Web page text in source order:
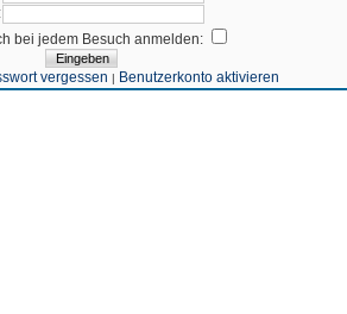
bei jedem Besuch anmelden:
vergessen | Benutzerkonto aktivieren